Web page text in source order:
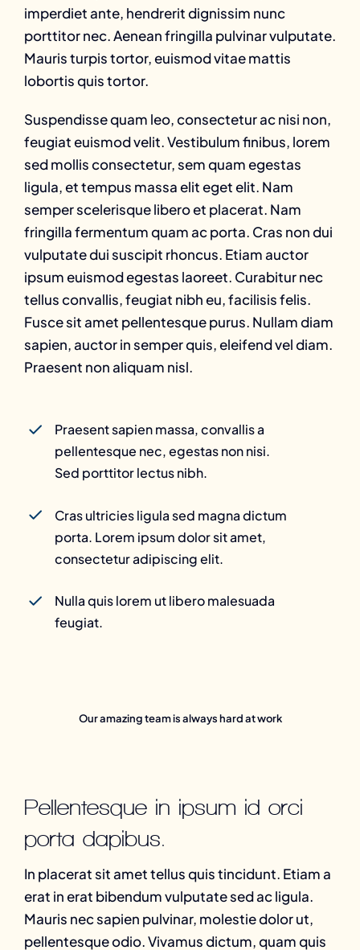
imperdiet ante, hendrerit dignissim nunc
porttitor nec. Aenean fringilla pulvinar vulputate.
Mauris turpis tortor, euismod vitae mattis
lobortis quis tortor.
Suspendisse quam leo, consectetur ac nisi non,
feugiat euismod velit. Vestibulum finibus, lorem
sed mollis consectetur, sem quam egestas
ligula, et tempus massa elit eget elit. Nam
semper scelerisque libero et placerat. Nam
fringilla fermentum quam ac porta. Cras non dui
vulputate dui suscipit rhoncus. Etiam auctor
ipsum euismod egestas laoreet. Curabitur nec
tellus convallis, feugiat nibh eu, facilisis felis.
Fusce sit amet pellentesque purus. Nullam diam
sapien, auctor in semper quis, eleifend vel diam.
Praesent non aliquam nisl.
Praesent sapien massa, convallis a
pellentesque nec, egestas non nisi.
Sed porttitor lectus nibh.
Cras ultricies ligula sed magna dictum
porta. Lorem ipsum dolor sit amet,
consectetur adipiscing elit.
Nulla quis lorem ut libero malesuada
feugiat.
Our amazing team is always hard at work
Pellentesque in ipsum id orci
porta dapibus.
In placerat sit amet tellus quis tincidunt. Etiam a
erat in erat bibendum vulputate sed ac ligula.
Mauris nec sapien pulvinar, molestie dolor ut,
pellentesque odio. Vivamus dictum, quam quis